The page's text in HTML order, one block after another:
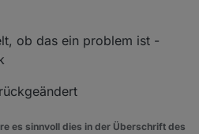
ob das ein problem ist -
es sinnvoll dies in der Überschrift des